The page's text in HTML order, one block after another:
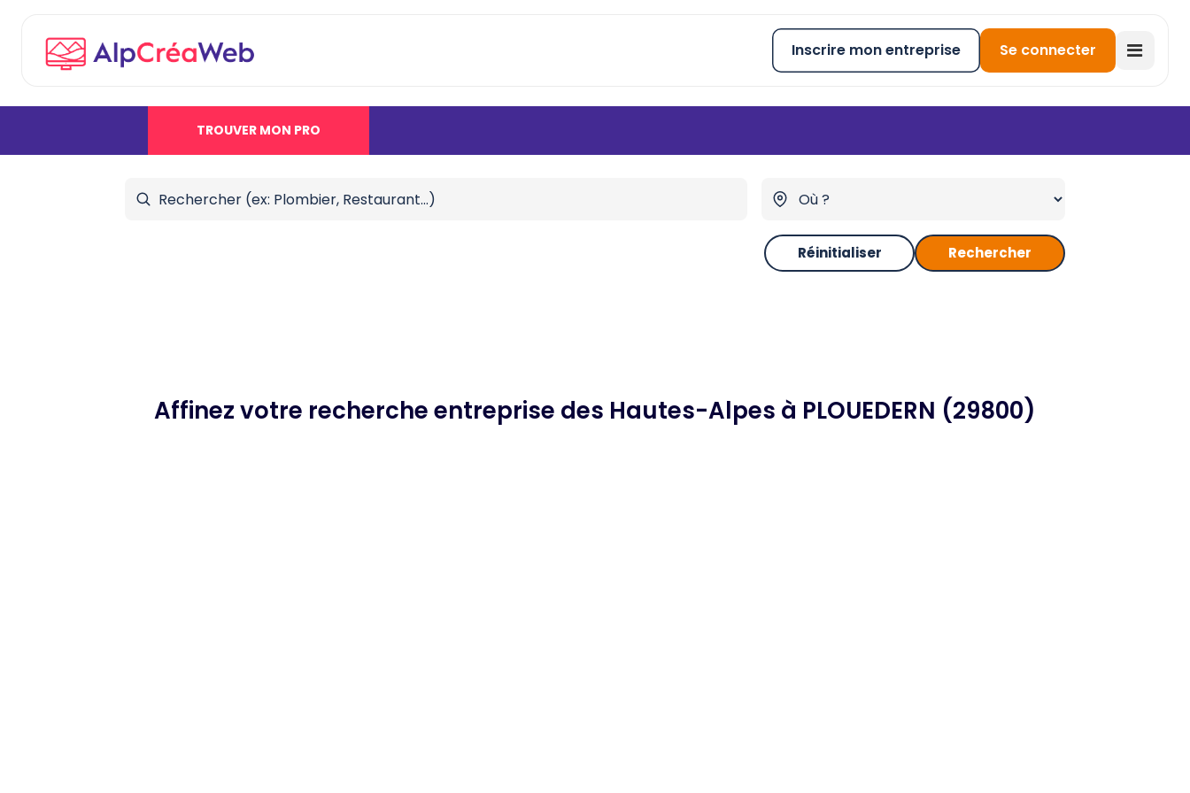
Inscrire mon entreprise Se connecter
TROUVER MON PRO
Réinitialiser Rechercher
Affinez votre rechercheentreprise des Hautes-Alpes à PLOUEDERN (29800)